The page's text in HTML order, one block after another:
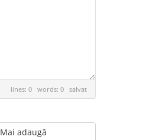
lines: 0 words: 0 salvat
Mai adaugă